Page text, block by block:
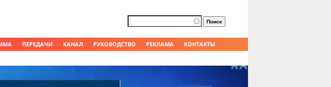
ПЕРЕДАЧИ КАНАЛ РУКОВОДСТВО РЕКЛАМА КОНТАКТЫ
Форма поиска
Поиск